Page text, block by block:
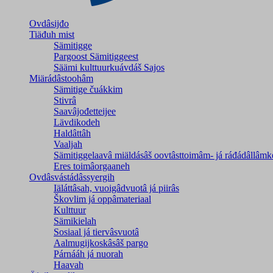
Ovdâsijđo
Tiäđuh mist
Sämitigge
Pargoost Sämitiggeest
Säämi kulttuurkuávdáš Sajos
Miärádâstoohâm
Sämitige čuákkim
Stivrâ
Saavâjođetteijee
Lävdikodeh
Haldâttâh
Vaaljah
Sämitiggelaavâ miäldásâš oovtâsttoimâm- já
Eres toimâorgaaneh
Ovdâsvástádâssyergih
Iäláttâsah, vuoigâdvuotâ já piirâs
Škovlim já oppâmateriaal
Kulttuur
Sämikielah
Sosiaal já tiervâsvuotâ
Aalmugijkoskâsâš pargo
Párnááh já nuorah
Haavah